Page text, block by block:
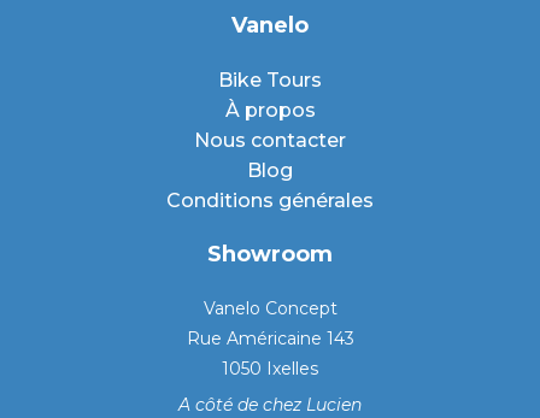
Vanelo
Bike Tours
À propos
Nous contacter
Blog
Conditions générales
Showroom
Vanelo Concept
Rue Américaine 143
1050 Ixelles
A côté de chez Lucien